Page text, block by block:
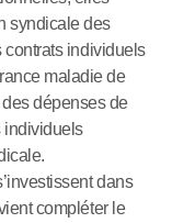
syndicale des
contrats individuels
maladie de
dépenses de
individuels
dans
compléter le